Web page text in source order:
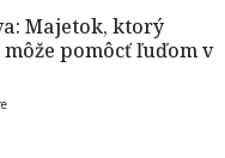
Majetok, ktorý
pomôcť ľuďom v